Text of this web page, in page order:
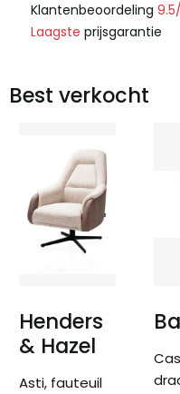
Klantenbeoordeling
Laagste prijsgarantie
Best verkocht
Henders
& Hazel
Asti, fauteuil